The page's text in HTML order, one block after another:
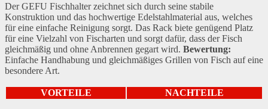
Der GEFU Fischhalter zeichnet sich durch seine stabile
Konstruktion und das hochwertige Edelstahlmaterial aus, welches
für eine einfache Reinigung sorgt. Das Rack biete genügend Platz
für eine Vielzahl von Fischarten und sorgt dafür, dass der Fisch
gleichmäßig und ohne Anbrennen gegart wird. Bewertung:
Einfache Handhabung und gleichmäßiges Grillen von Fisch auf eine
besondere Art.
VORTEILE NACHTEILE